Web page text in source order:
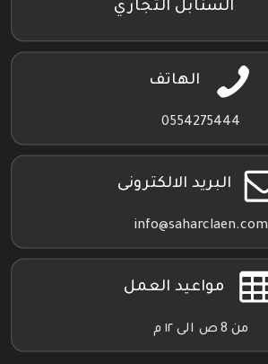
السنابل التجاري
الهاتف
0554275444
البريد الالكترونى
info@saharclaen.com
مواعيد العمل
من 8 ص الى ١٢ م